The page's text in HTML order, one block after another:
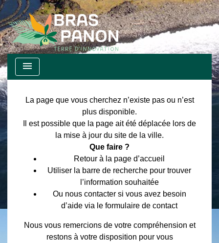
menu
La page que vous cherchez n’existe pas ou n’est
plus disponible.
Il est possible que la page ait été déplacée lors de
la mise à jour du site de la ville.
Que faire ?
Retour à la page d’accueil
Utiliser la barre de recherche pour trouver
l’information souhaitée
Ou nous contacter si vous avez besoin
d’aide via le formulaire de contact
Nous vous remercions de votre compréhension et
restons à votre disposition pour vous